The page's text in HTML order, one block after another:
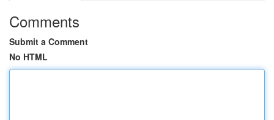
Comments
Submit a Comment
No HTML